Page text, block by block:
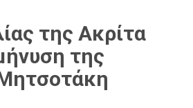
της Ακρίτα
της